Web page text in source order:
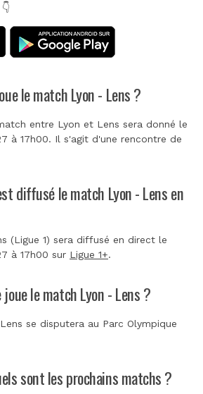
le match Lyon - Lens ?
entre Lyon et Lens sera donné le
à 17h00. Il s'agit d'une rencontre de
diffusé le match Lyon - Lens en
(Ligue 1) sera diffusé en direct le
à 17h00 sur Ligue 1+.
le match Lyon - Lens ?
se disputera au Parc Olympique
sont les prochains matchs ?